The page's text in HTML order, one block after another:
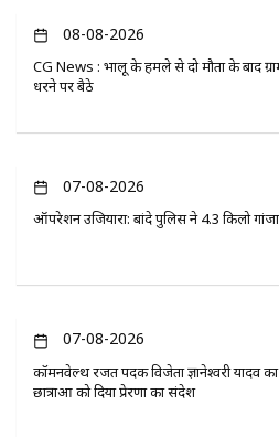
08-08-2026
CG News : भालू के हमले से दो मौतों के बाद
धरने पर बैठे
07-08-2026
ऑपरेशन उजियारा: बांदे पुलिस ने 4.3 किलो
07-08-2026
कॉमनवेल्थ रजत पदक विजेता ज्ञानेश्वरी यादव
छात्राओं को दिया प्रेरणा का संदेश